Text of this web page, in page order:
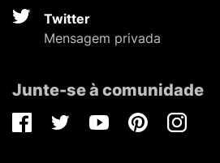
Twitter
Mensagem privada
Junte-se à comunidade
FacebookTwitterYoutubePinterestInstagram